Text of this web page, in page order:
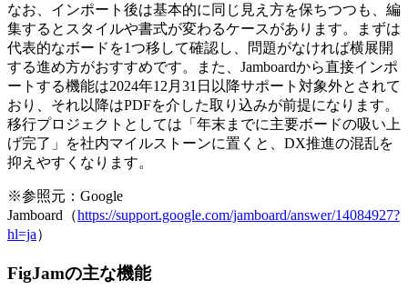
なお、インポート後は基本的に同じ見え方を保ちつつも、編
集するとスタイルや書式が変わるケースがあります。まずは
代表的なボードを1つ移して確認し、問題がなければ横展開
する進め方がおすすめです。また、 Jamboardから直接インポ
ートする機能は2024年12月31日以降サポート対象外とされて
おり、それ以降はPDFを介した取り込みが前提になります。
移行プロジェクトとしては「年末までに主要ボードの吸い上
げ完了」を社内マイルストーンに置くと、DX推進の混乱を
抑えやすくなります。
※参照元：Google
Jamboard（https://support.google.com/jamboard/answer/14084927?
hl=ja）
FigJamの主な機能